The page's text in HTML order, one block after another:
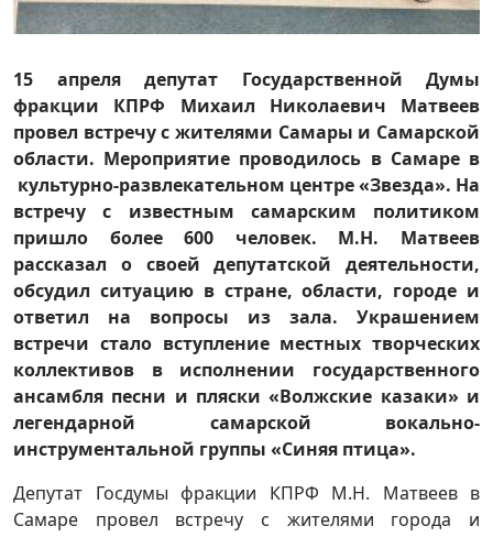
15 апреля депутат Государственной Думы
фракции КПРФ Михаил Николаевич Матвеев
провел встречу с жителями Самары и Самарской
области. Мероприятие проводилось в Самаре в
культурно-развлекательном центре «Звезда». На
встречу с известным самарским политиком
пришло более 600 человек. М.Н. Матвеев
рассказал о своей депутатской деятельности,
обсудил ситуацию в стране, области, городе и
ответил на вопросы из зала. Украшением
встречи стало вступление местных творческих
коллективов в исполнении государственного
ансамбля песни и пляски «Волжские казаки» и
легендарной самарской вокально-
инструментальной группы «Синяя птица».
Депутат Госдумы фракции КПРФ М.Н. Матвеев в
Самаре провел встречу с жителями города и